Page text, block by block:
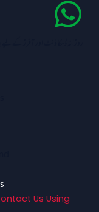
Us Using